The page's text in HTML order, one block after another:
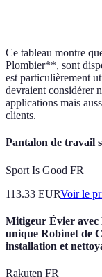
Ce tableau montre
Plombier**, sont
est particulièrement
devraient considérer
applications mais
clients.
Pantalon de travail
Sport Is Good FR
113.33 EURVoir le
Mitigeur Évier avec
unique Robinet de
installation et
Rakuten FR